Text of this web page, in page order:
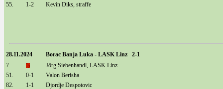
55.
1-2 Kevin Diks, straffe
28.11.2024
Borac Banja Luka - LASK Linz 2-1
7.
Jörg Siebenhandl, LASK Linz
51.
0-1
Valon Berisha
82.
1-1 Djordje Despotovic